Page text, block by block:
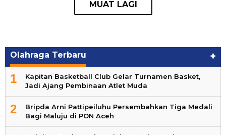
Olahraga Terbaru +
1
Kapitan Basketball Club Gelar Turnamen Basket,
Jadi Ajang Pembinaan Atlet Muda
2
Bripda Arni Pattipeiluhu Persembahkan Tiga Medali
Bagi Maluju di PON Aceh